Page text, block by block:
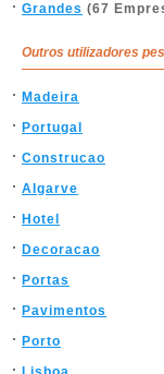
Grandes (67
Outros utilizadores
Madeira
Portugal
Construcao
Algarve
Hotel
Decoracao
Portas
Pavimentos
Porto